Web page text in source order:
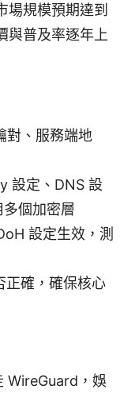
場規模預期達到
與普及率逐年上
對、服務端地
設定、DNS 設
個加密層
設定生效，測
正確，確保核心
WireGuard，娛